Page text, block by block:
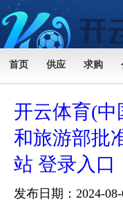
首页 供应 求购
开云体育(
和旅游部批
站 登录入口
发布日期：2024-